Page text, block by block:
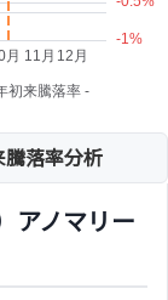
落率分析
アノマリー